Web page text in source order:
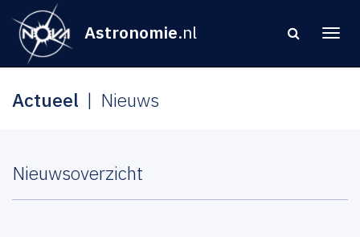
Astronomie.nl
Actueel Nieuws
Nieuwsoverzicht